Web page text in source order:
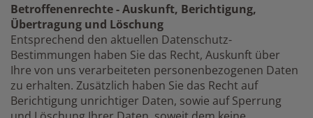
Betroffenenrechte - Auskunft, Berichtigung,
Übertragung und Löschung
Entsprechend den aktuellen Datenschutz-
Bestimmungen haben Sie das Recht, Auskunft über
Ihre von uns verarbeiteten personenbezogenen Daten
zu erhalten. Zusätzlich haben Sie das Recht auf
Berichtigung unrichtiger Daten, sowie auf Sperrung